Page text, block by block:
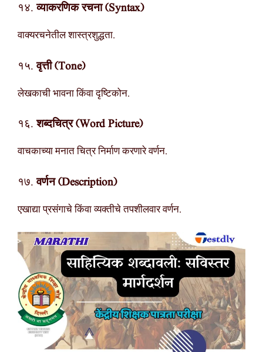
१४.व्याकरणिक रचना (Syntax)
वाक्यरचनेतील शास्त्रशुद्धता.
१५.वृत्ती (Tone)
लेखकाची भावना किंवा दृष्टिकोन.
१६.शब्दचित्र (Word Picture)
वाचकाच्या मनात चित्र निर्माण करणारे वर्णन.
१७.वर्णन (Description)
एखाद्या प्रसंगाचे किंवा व्यक्तीचे तपशीलवार वर्णन.